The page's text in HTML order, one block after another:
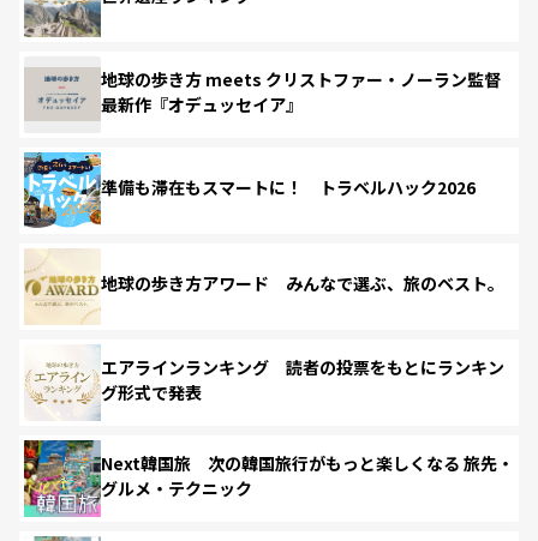
地球の歩き方 meets クリストファー・ノーラン監督
最新作『オデュッセイア』
準備も滞在もスマートに！ トラベルハック2026
地球の歩き方アワード みんなで選ぶ、旅のベスト。
エアラインランキング 読者の投票をもとにランキン
グ形式で発表
Next韓国旅 次の韓国旅行がもっと楽しくなる 旅先・
グルメ・テクニック